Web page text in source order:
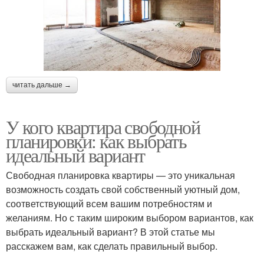
читать дальше →
У кого квартира свободной
планировки: как выбрать
идеальный вариант
Свободная планировка квартиры — это уникальная
возможность создать свой собственный уютный дом,
соответствующий всем вашим потребностям и
желаниям. Но с таким широким выбором вариантов, как
выбрать идеальный вариант? В этой статье мы
расскажем вам, как сделать правильный выбор.